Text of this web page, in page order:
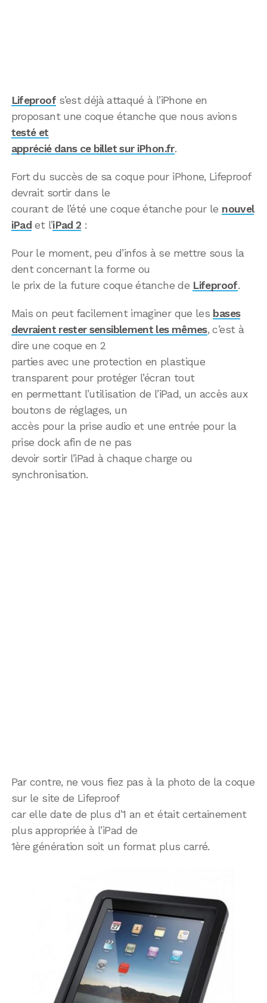
Lifeproofs’est déjà attaqué à l’iPhone en
proposant une coque étanche que nous avions
testé et
apprécié dans ce billet sur iPhon.fr.
Fort du succès de sa coque pour iPhone, Lifeproof
devrait sortir dans le
courant de l’été une coque étanche pour le nouvel
iPad et l’iPad 2 :
Pour le moment, peu d’infos à se mettre sous la
dent concernant la forme ou
le prix de la future coque étanche de Lifeproof.
Mais on peut facilement imaginer que les bases
devraient rester sensiblement les mêmes, c’est à
dire une coque en 2
parties avec une protection en plastique
transparent pour protéger l’écran tout
en permettant l’utilisation de l’iPad, un accès aux
boutons de réglages, un
accès pour la prise audio et une entrée pour la
prise dock afin de ne pas
devoir sortir l’iPad à chaque charge ou
synchronisation.
Par contre, ne vous fiez pas à la photo de la coque
sur le site de Lifeproof
car elle date de plus d’1 an et était certainement
plus appropriée à l’iPad de
1ère génération soit un format plus carré.